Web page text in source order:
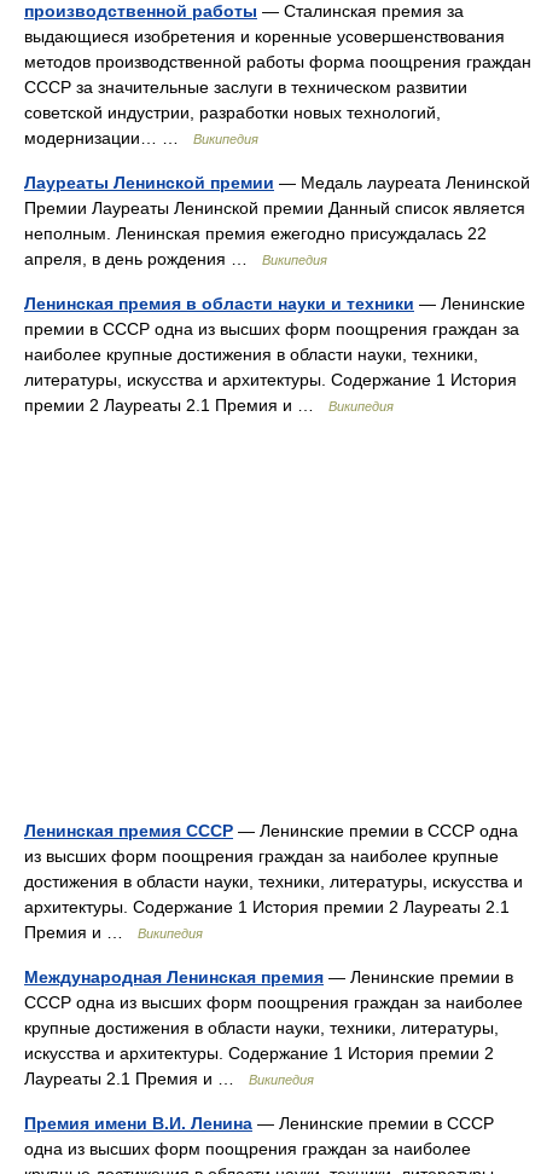
производственной работы — Сталинская премия за
выдающиеся изобретения и коренные усовершенствования
методов производственной работы форма поощрения граждан
СССР за значительные заслуги в техническом развитии
советской индустрии, разработки новых технологий,
модернизации… …
Википедия
Лауреаты Ленинской премии — Медаль лауреата Ленинской
Премии Лауреаты Ленинской премии Данный список является
неполным. Ленинская премия ежегодно присуждалась 22
апреля, в день рождения …
Википедия
Ленинская премия в области науки и техники — Ленинские
премии в СССР одна из высших форм поощрения граждан за
наиболее крупные достижения в области науки, техники,
литературы, искусства и архитектуры. Содержание 1 История
премии 2 Лауреаты 2.1 Премия и …
Википедия
Ленинская премия СССР — Ленинские премии в СССР одна
из высших форм поощрения граждан за наиболее крупные
достижения в области науки, техники, литературы, искусства и
архитектуры. Содержание 1 История премии 2 Лауреаты 2.1
Премия и …
Википедия
Международная Ленинская премия — Ленинские премии в
СССР одна из высших форм поощрения граждан за наиболее
крупные достижения в области науки, техники, литературы,
искусства и архитектуры. Содержание 1 История премии 2
Лауреаты 2.1 Премия и …
Википедия
Премия имени В.И. Ленина — Ленинские премии в СССР
одна из высших форм поощрения граждан за наиболее